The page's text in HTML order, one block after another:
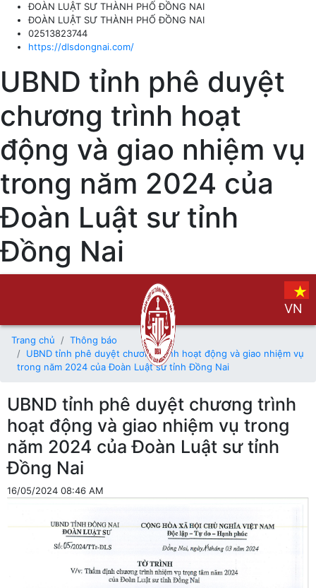
ĐOÀN LUẬT SƯ THÀNH PHỐ ĐỒNG NAI
ĐOÀN LUẬT SƯ THÀNH PHỐ ĐỒNG NAI
02513823744
https://dlsdongnai.com/
UBND tỉnh phê duyệt
chương trình hoạt
động và giao nhiệm vụ
trong năm 2024 của
Đoàn Luật sư tỉnh
Đồng Nai
VN
Trang chủ
Thông báo
UBND tỉnh phê duyệt chương trình hoạt động và giao nhiệm vụ
trong năm 2024 của Đoàn Luật sư tỉnh Đồng Nai
UBND tỉnh phê duyệt chương trình
hoạt động và giao nhiệm vụ trong
năm 2024 của Đoàn Luật sư tỉnh
Đồng Nai
16/05/2024 08:46 AM